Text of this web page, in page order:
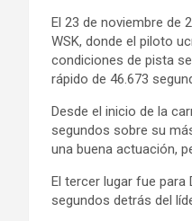
El 23 de noviembre de
WSK, donde el piloto
condiciones de pista
rápido de 46.673
Desde el inicio de la
segundos sobre su
una buena actuación,
El tercer lugar fue para
segundos detrás del